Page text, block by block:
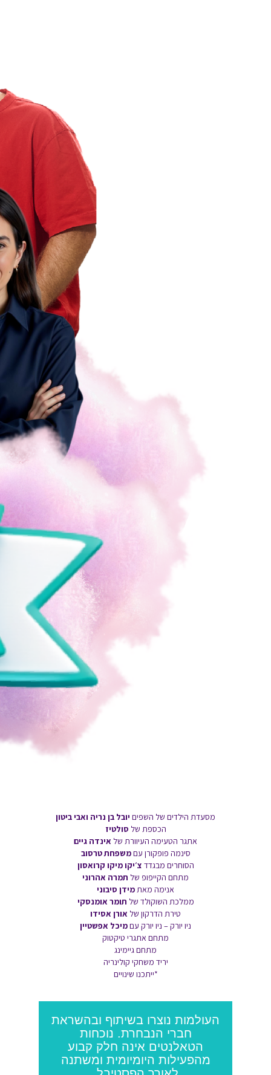
מסעדת הילדים של השפים יובל בן נריה ואבי ביטון
הכספת של סולטיז
אתגר הטעימה העיוורת של אינדה גיים
סינמה פופקורן עםמשפחת טרסוב
הסוחרים מבגדד צ׳יקו מיקו קרואסון
מתחם הקייפופ של תמרה אהרוני
אנימה מאתמידן סיבוני
ממלכת השוקולד של תומר אומנסקי
טירת הדרקון של אורן אסידו
ניו יורק – ניו יורק עםמיכל אפשטיין
מתחם אתגרי טיקטוק
מתחם גיימינג
יריד משחקי קולינריה
*ייתכנו שינויים
העולמות נוצרו בשיתוף ובהשראת
חברי הנבחרת. נוכחות
הטאלנטים אינה חלק קבוע
מהפעילות היומיומית ומשתנה